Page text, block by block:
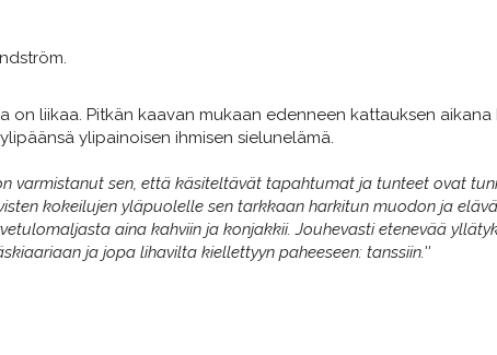
on liikaa. Pitkän kaavan mukaan edenneen kattauksen aikana
ylipainoisen ihmisen sielunelämä.
varmistanut sen, että käsiteltävät tapahtumat ja tunteet ovat
kokeilujen yläpuolelle sen tarkkaan harkitun muodon ja
aina kahviin ja konjakkii. Jouhevasti etenevää
ja jopa lihavilta kiellettyyn paheeseen: tanssiin.''